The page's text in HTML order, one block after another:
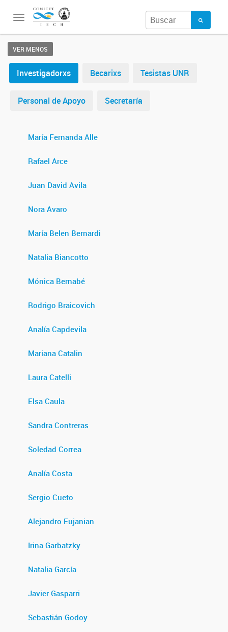
Toggle
VER MENOS
Investigadorxs Becarixs Tesistas UNR
Personal de Apoyo Secretaría
María Fernanda Alle
Rafael Arce
Juan David Avila
Nora Avaro
María Belen Bernardi
Natalia Biancotto
Mónica Bernabé
Rodrigo Braicovich
Analía Capdevila
Mariana Catalin
Laura Catelli
Elsa Caula
Sandra Contreras
Soledad Correa
Analía Costa
Sergio Cueto
Alejandro Eujanian
Irina Garbatzky
Natalia García
Javier Gasparri
Sebastián Godoy